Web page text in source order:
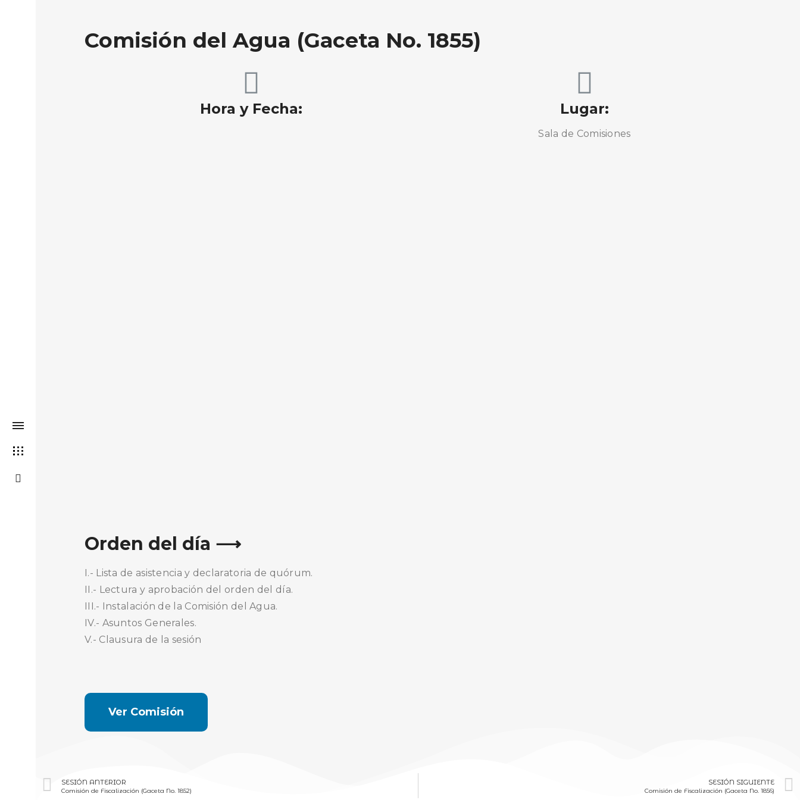
Comisión del Agua (Gaceta No. 1855)
Hora y Fecha: Lugar:
Sala de Comisiones
Orden del día ⟶
I.- Lista de asistencia y declaratoria de quórum.
II.- Lectura y aprobación del orden del día.
III.- Instalación de la Comisión del Agua.
IV.- Asuntos Generales.
V.- Clausura de la sesión
Ver Comisión
SESIÓN ANTERIOR
Comisión de Fiscalización (Gaceta No. 1852)
SESIÓN SIGUIENTE
Comisión de Fiscalización (Gaceta No. 1856)